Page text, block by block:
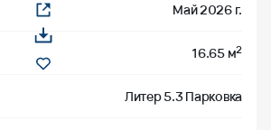
Май 2026 г.
16.65 м2
Литер 5.3 Парковка